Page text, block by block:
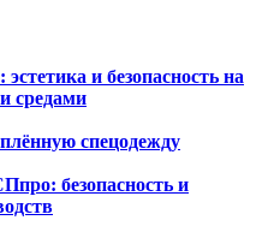
и безопасность на
средами
спецодежду
безопасность и